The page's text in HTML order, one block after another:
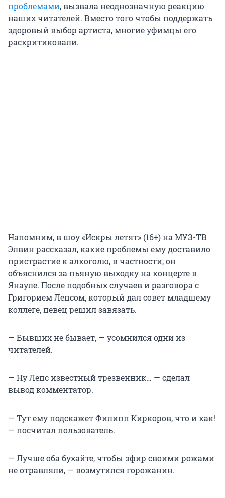
проблемами, вызвала неоднозначную реакцию
наших читателей. Вместо того чтобы поддержать
здоровый выбор артиста, многие уфимцы его
раскритиковали.
Напомним, в шоу «Искры летят» (16+) на МУЗ-ТВ
Элвин рассказал, какие проблемы ему доставило
пристрастие к алкоголю, в частности, он
объяснился за пьяную выходку на концерте в
Янауле. После подобных случаев и разговора с
Григорием Лепсом, который дал совет младшему
коллеге, певец решил завязать.
— Бывших не бывает, — усомнился одни из
читателей.
— Ну Лепс известный трезвенник… — сделал
вывод комментатор.
— Тут ему подскажет Филипп Киркоров, что и как!
— посчитал пользователь.
— Лучше оба бухайте, чтобы эфир своими рожами
не отравляли, — возмутился горожанин.